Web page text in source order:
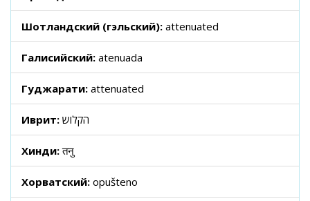
Шотландский (гэльский): attenuated
Галисийский: atenuada
Гуджарати: attenuated
Иврит: הקלוש
Хинди:तनु
Хорватский: opušteno